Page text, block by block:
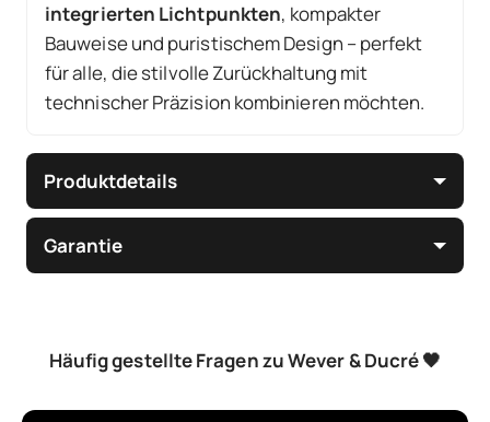
integrierten Lichtpunkten, kompakter
Bauweise und puristischem Design – perfekt
für alle, die stilvolle Zurückhaltung mit
technischer Präzision kombinieren möchten.
Produktdetails
Garantie
Häufig gestellte Fragen zu Wever & Ducré 🖤